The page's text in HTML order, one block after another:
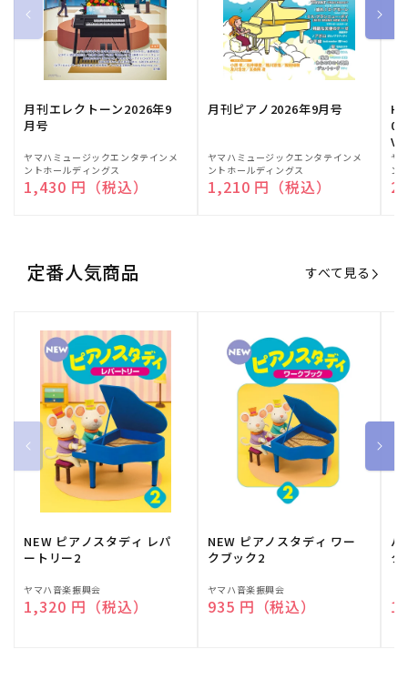
月刊エレクトーン2026年9
月号
販
売
元:
ヤマハミュージックエンタテインメ
ントホールディングス
通常価格
1,430 円（税込）
月刊ピアノ2026年9月号
販
売
元:
ヤマハミュージックエンタテインメ
ントホールディングス
通常価格
1,210 円（税込）
販
売
元:
ヤ
ン
定番人気商品 すべて見る
NEW ピアノスタディ レパ
ートリー2
販
売
ヤマハ音楽振興会
通常価格
1,320 円（税込）
NEW ピアノスタディ ワー
クブック2
販
売
ヤマハ音楽振興会
通常価格
935 円（税込）
バ
ク
売